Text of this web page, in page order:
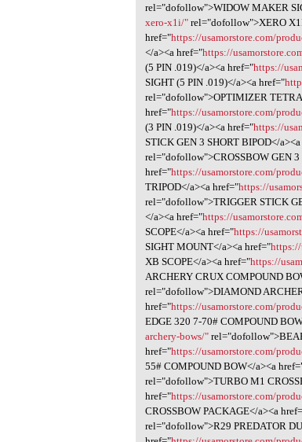
rel="dofollow">WIDOW MAKER
xero-x1i/" rel="dofollow">XERO
href="https://usamorstore.com/
</a><a href="https://
(5 PIN .019)</a><a href="https://
SIGHT (5 PIN .019)</a><a href="
rel="dofollow">OPTIMIZER
href="https://usamorstore.com/
(3 PIN .019)</a><a href="https://
STICK GEN 3 SHORT BIPOD</
rel="dofollow">CROSSBOW GEN
href="https://usamorstore.com/
TRIPOD</a><a href="https://
rel="dofollow">TRIGGER STICK
</a><a href="https://
SCOPE</a><a href="https://
SIGHT MOUNT</a><a href="
XB SCOPE</a><a href="https://
ARCHERY CRUX COMPOUND
rel="dofollow">DIAMOND
href="https://usamorstore.com/
EDGE 320 7-70# COMPOUND
archery-bows/"
href="https://usamorstore.com/
55# COMPOUND BOW</a><a
rel="dofollow">TURBO M1
href="https://usamorstore.com/
CROSSBOW PACKAGE</a><a
rel="dofollow">R29 PREDATOR